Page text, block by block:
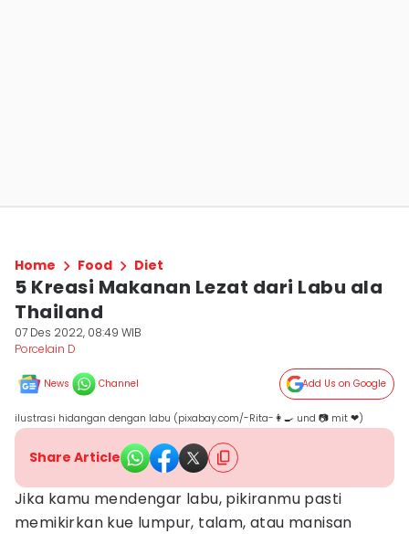
Home Food Diet
5 Kreasi Makanan Lezat dari Labu ala
Thailand
07 Des 2022, 08:49 WIB
Porcelain D
News Channel Add Us on Google
ilustrasi hidangan dengan labu (pixabay.com/-Rita-👩‍🍳 und 📷 mit ❤)
Share Article
Jika kamu mendengar labu, pikiranmu pasti
memikirkan kue lumpur, talam, atau manisan